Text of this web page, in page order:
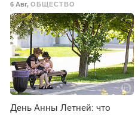
6 Авг, ОБЩЕСТВО
День Анны Летней: что